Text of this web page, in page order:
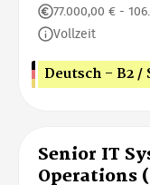
77.000,00 € -
Vollzeit
Deutsch - B2 /
Senior IT
Operations